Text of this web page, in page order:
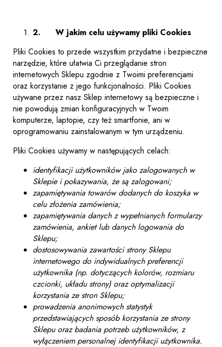
2. W jakim celu używamy pliki Cookies
Pliki Cookies to przede wszystkim przydatne i bezpieczne
narzędzie, które ułatwia Ci przeglądanie stron
internetowych Sklepu zgodnie z Twoimi preferencjami
oraz korzystanie z jego funkcjonalności. Pliki Cookies
używane przez nasz Sklep internetowy są bezpieczne i
nie powodują zmian konfiguracyjnych w Twoim
komputerze, laptopie, czy też smartfonie, ani w
oprogramowaniu zainstalowanym w tym urządzeniu.
Pliki Cookies używamy w następujących celach:
identyfikacji użytkowników jako zalogowanych w
Sklepie i pokazywania, że są zalogowani;
zapamiętywania towarów dodanych do koszyka w
celu złożenia zamówienia;
zapamiętywania danych z wypełnianych formularzy
zamówienia, ankiet lub danych logowania do
Sklepu;
dostosowywania zawartości strony Sklepu
internetowego do indywidualnych preferencji
użytkownika (np. dotyczących kolorów, rozmiaru
czcionki, układu strony) oraz optymalizacji
korzystania ze stron Sklepu;
prowadzenia anonimowych statystyk
przedstawiających sposób korzystania ze strony
Sklepu oraz badania potrzeb użytkowników, z
wyłączeniem personalnej identyfikacji użytkownika.